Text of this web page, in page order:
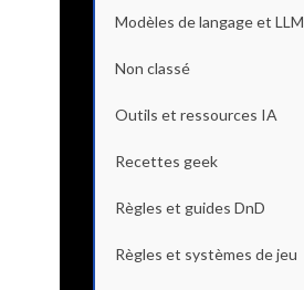
Modèles de langage et LLM
Non classé
Outils et ressources IA
Recettes geek
Règles et guides DnD
Règles et systèmes de jeu